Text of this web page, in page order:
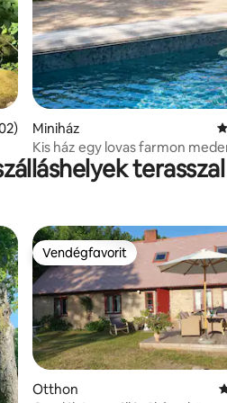
5/4,86, 102 vélemény
Miniház
Kis ház egy lovas farmon
terasszal
Vendégfavorit
Vendégfavorit
Otthon